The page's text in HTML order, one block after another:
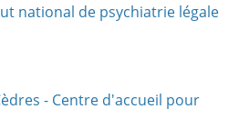
national de psychiatrie légale
- Centre d'accueil pour